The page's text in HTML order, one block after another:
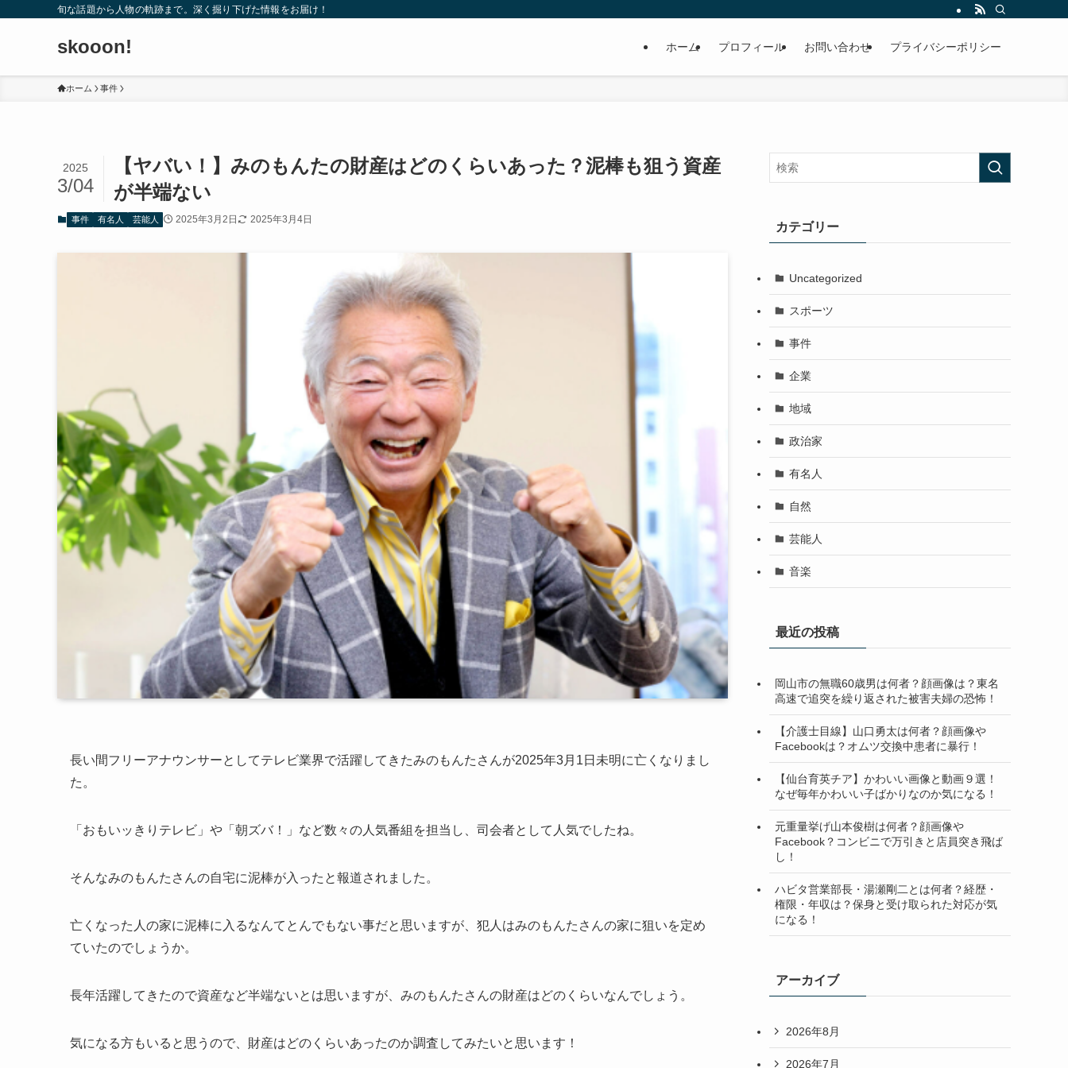
旬な話題から人物の軌跡まで。深く掘り下げた情報をお届け！
skooon! ホーム プロフィール お問い合わせ プライバシーポリシー
ホーム 事件
【ヤバい！】みのもんたの財産はどのくらいあった？泥棒も狙う資産
が半端ない
2025
3/04
事件 有名人 芸能人 2025年3月2日 2025年3月4日
長い間フリーアナウンサーとしてテレビ業界で活躍してきたみのもんたさんが2025年3月1日未明に亡くなりまし
た。
「おもいッきりテレビ」や「朝ズバ！」など数々の人気番組を担当し、司会者として人気でしたね。
そんなみのもんたさんの自宅に泥棒が入ったと報道されました。
亡くなった人の家に泥棒に入るなんてとんでもない事だと思いますが、犯人はみのもんたさんの家に狙いを定め
ていたのでしょうか。
長年活躍してきたので資産など半端ないとは思いますが、みのもんたさんの財産はどのくらいなんでしょう。
気になる方もいると思うので、財産はどのくらいあったのか調査してみたいと思います！
カテゴリー
Uncategorized
スポーツ
事件
企業
地域
政治家
有名人
自然
芸能人
音楽
最近の投稿
岡山市の無職60歳男は何者？顔画像は？東名
高速で追突を繰り返された被害夫婦の恐怖！
【介護士目線】山口勇太は何者？顔画像や
Facebookは？オムツ交換中患者に暴行！
【仙台育英チア】かわいい画像と動画９選！
なぜ毎年かわいい子ばかりなのか気になる！
元重量挙げ山本俊樹は何者？顔画像や
Facebook？コンビニで万引きと店員突き飛ば
し！
ハビタ営業部長・湯瀬剛二とは何者？経歴・
権限・年収は？保身と受け取られた対応が気
になる！
アーカイブ
2026年8月
2026年7月